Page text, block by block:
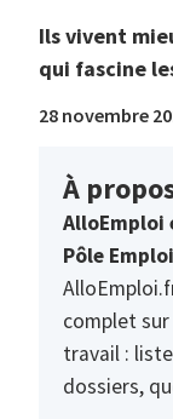
Ils vivent
qui fascine
28 novembre
À
Pôle
complet sur
travail :
dossiers,